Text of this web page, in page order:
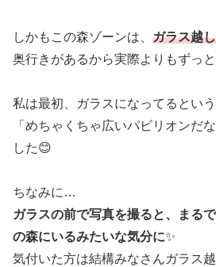
しかもこの森ゾーンは、 ガラス越
奥行きがあるから実際よりもずっ
私は最初、ガラスになってるとい
「めちゃくちゃ広いパビリオンだ
した😊
ちなみに…
ガラスの前で写真を撮ると、まる
の森にいるみたいな気分に✨
気付いた方は結構みなさんガラス